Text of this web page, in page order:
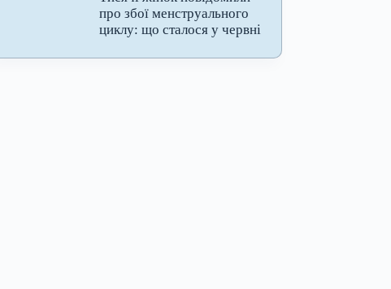
про збої менструального
циклу: що сталося у червні